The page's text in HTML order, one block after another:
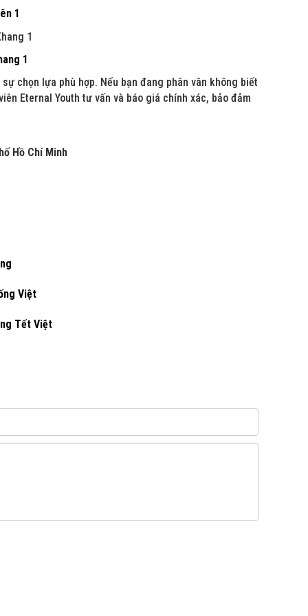
1
1
chọn lựa phù hợp. Nếu bạn đang phân vân không biết
Eternal Youth tư vấn và báo giá chính xác, bảo đảm
Hồ Chí Minh
Việt
Tết Việt